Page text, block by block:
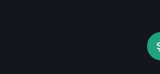
Playtrade Turnuvalarında
yapay zeka destekli günlük